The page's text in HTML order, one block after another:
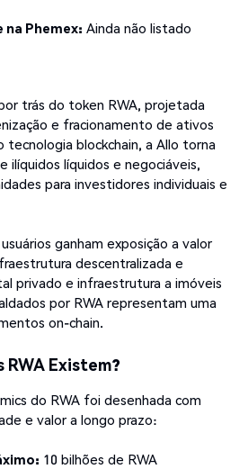
Phemex: Ainda não listado
trás do token RWA, projetada
e fracionamento de ativos
tecnologia blockchain, a Allo torna
ilíquidos líquidos e negociáveis,
para investidores individuais e
ganham exposição a valor
descentralizada e
privado e infraestrutura a imóveis
por RWA representam uma
on-chain.
RWA Existem?
do RWA foi desenhada com
e valor a longo prazo:
10 bilhões de RWA